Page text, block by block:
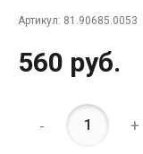
Артикул: 81.90685.0053
560 руб.
- +